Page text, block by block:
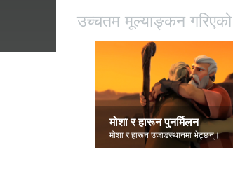
उच्चतम मूल्याङ्कन गरिएको
मोशा र हारून पुनर्मिलन
मोशा र हारून उजाडस्थानमा भेट्छन्।